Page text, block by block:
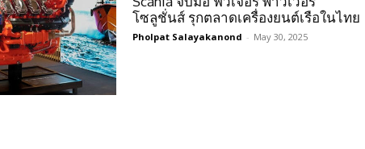
โซลูชั่นส์ รุกตลาดเครื่องยนต์เรือในไทย
Pholpat Salayakanond - May 30, 2025